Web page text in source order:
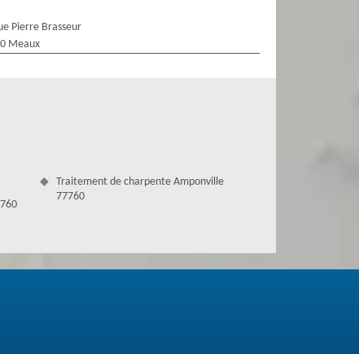
Pierre Brasseur
Meaux
Traitement de charpente Amponville
77760